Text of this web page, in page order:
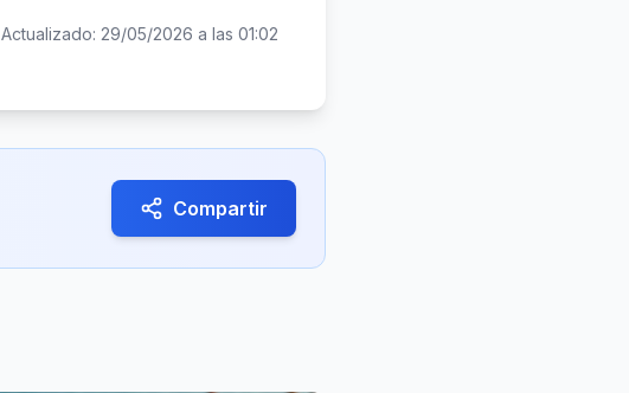
Actualizado: 29/05/2026 a las 01:02
Compartir